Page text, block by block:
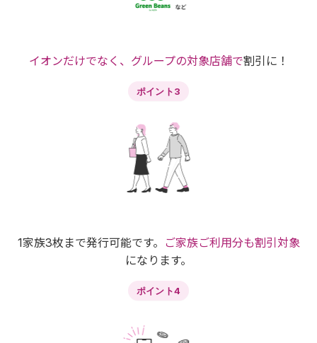
イオンだけでなく、グループの対象店舗で割引に！
ポイント3
1家族3枚まで発行可能です。 ご家族ご利用分も割引対象
になります。
ポイント4